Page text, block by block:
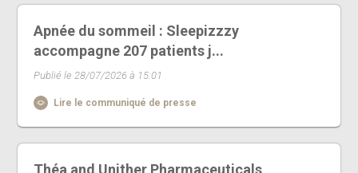
Apnée du sommeil : Sleepizzzy
accompagne 207 patients j...
Publié le 28/07/2026 à 15:01
Lire le communiqué de presse
Théa and Unither Pharmaceuticals